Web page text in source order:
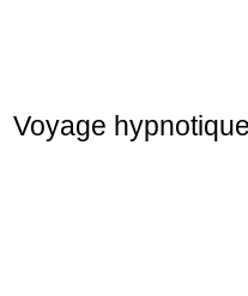
Voyage